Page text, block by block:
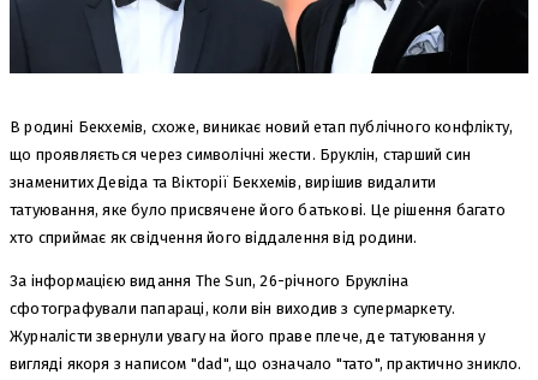
В родині Бекхемів, схоже, виникає новий етап публічного конфлікту,
що проявляється через символічні жести. Бруклін, старший син
знаменитих Девіда та Вікторії Бекхемів, вирішив видалити
татуювання, яке було присвячене його батькові. Це рішення багато
хто сприймає як свідчення його віддалення від родини.
За інформацією видання The Sun, 26-річного Брукліна
сфотографували папараці, коли він виходив з супермаркету.
Журналісти звернули увагу на його праве плече, де татуювання у
вигляді якоря з написом "dad", що означало "тато", практично зникло.